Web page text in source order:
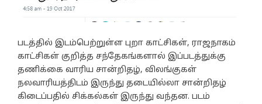
படத்தில் இடம்பெற்றுள்ள புறா காட்சிகள், ராஜநாகம்
காட்சிகள் குறித்த சந்தேகங்களால் இப்படத்துக்கு
தணிக்கை வாரிய சான்றிதழ், விலங்குகள்
நலவாரியத்திடம் இருந்து தடையில்லா சான்றிதழ்
கிடைப்பதில் சிக்கல்கள் இருந்து வந்தன. படம்